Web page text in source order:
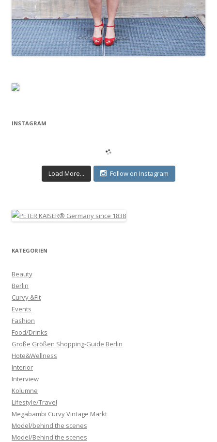
INSTAGRAM
Load More... Follow on Instagram
KATEGORIEN
Beauty
Berlin
Curvy &Fit
Events
Fashion
Food/Drinks
Große Größen Shopping-Guide Berlin
Hote&Wellness
Interior
Interview
Kolumne
Lifestyle/Travel
Megabambi Curvy Vintage Markt
Model/behind the scenes
Model/Behind the scenes